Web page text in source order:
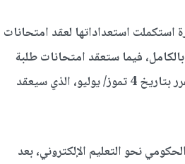
استكملت استعداداتها لعقد امتحانات
فيما ستعقد امتحانات طلبة
الضفة الغربية بالطريقة الاعتيادية، باستثناء اختبار التربية الدينية المقرر بتاريخ 4 تموز/ يوليو، الذي سيعقد
نحو التعليم الإلكتروني، بعد